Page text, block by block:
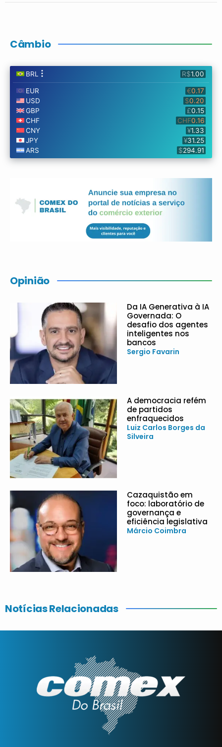
Câmbio
Opinião
Da IA Generativa à IA
Governada: O
desafio dos agentes
inteligentes nos
bancos
Sergio Favarin
A democracia refém
de partidos
enfraquecidos
Luiz Carlos Borges da
Silveira
Cazaquistão em
foco: laboratório de
governança e
eficiência legislativa
Márcio Coimbra
Notícias Relacionadas